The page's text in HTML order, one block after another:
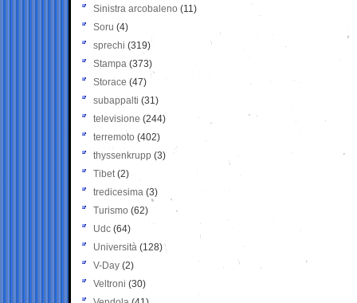
Sinistra arcobaleno (11)
Soru (4)
sprechi (319)
Stampa (373)
Storace (47)
subappalti (31)
televisione(244)
terremoto (402)
thyssenkrupp (3)
Tibet(2)
tredicesima (3)
Turismo (62)
Udc (64)
Università (128)
V-Day (2)
Veltroni (30)